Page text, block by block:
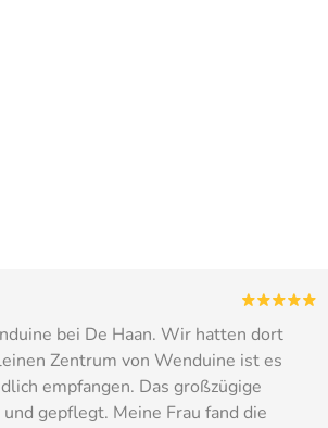
bei De Haan. Wir hatten dort
Zentrum von Wenduine ist es
empfangen. Das großzügige
gepflegt. Meine Frau fand die